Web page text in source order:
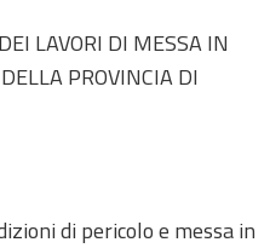
LAVORI DI MESSA IN
PROVINCIA DI
di pericolo e messa in